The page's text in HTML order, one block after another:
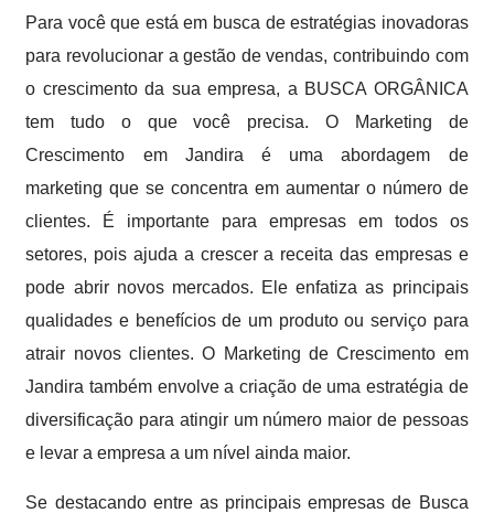
Para você que está em busca de estratégias inovadoras
para revolucionar a gestão de vendas, contribuindo com
o crescimento da sua empresa, a BUSCA ORGÂNICA
tem tudo o que você precisa. O Marketing de
Crescimento em Jandira é uma abordagem de
marketing que se concentra em aumentar o número de
clientes. É importante para empresas em todos os
setores, pois ajuda a crescer a receita das empresas e
pode abrir novos mercados. Ele enfatiza as principais
qualidades e benefícios de um produto ou serviço para
atrair novos clientes. O Marketing de Crescimento em
Jandira também envolve a criação de uma estratégia de
diversificação para atingir um número maior de pessoas
e levar a empresa a um nível ainda maior.
Se destacando entre as principais empresas de Busca